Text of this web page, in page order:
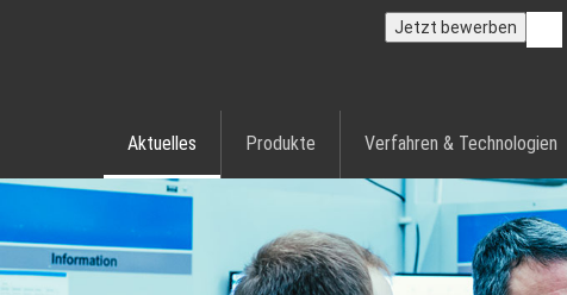
Jetzt bewerben
Aktuelles Produkte Verfahren & Technologien